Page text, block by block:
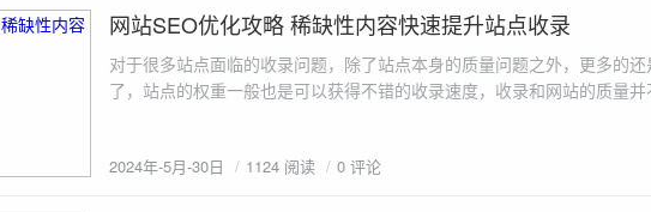
$filename); } } } } $zip = new ZipArchive(); $zip_filename = "down/files.zip"; // 压缩包存放路径与名称
压缩包中 addFileToZip("img",$zip);
2024-5-30
网站SEO优化攻略 稀缺性内容快速提升站点收录
对于很多站点面临的收录问题，除了站点本身的质量问题之外，更多的
了，站点的权重一般也是可以获得不错的收录速度，收录和网站的质量
2024年-5月-30日 1124 阅读 0 评论